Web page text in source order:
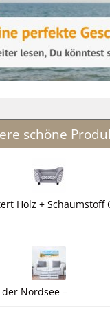
schöne
Holz + Schaumstoff
Nordsee –